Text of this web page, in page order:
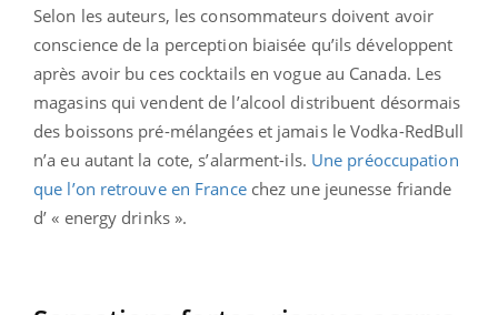
Selon les auteurs, les consommateurs doivent avoir
conscience de la perception biaisée qu’ils développent
après avoir bu ces cocktails en vogue au Canada. Les
magasins qui vendent de l’alcool distribuent désormais
des boissons pré-mélangées et jamais le Vodka-RedBull
n’a eu autant la cote, s’alarment-ils. Une préoccupation
que l’on retrouve en Francechez une jeunesse friande
d’ « energy drinks ».